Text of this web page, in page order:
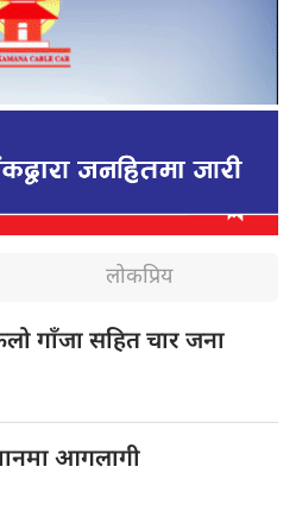
लोकप्रिय
गाँजा सहित चार जना
आगलागी